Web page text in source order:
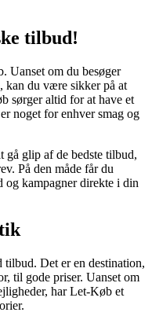
tilbud!
Uanset om du besøger
kan du være sikker på at
sørger altid for at have et
noget for enhver smag og
glip af de bedste tilbud,
På den måde får du
og kampagner direkte i din
Det er en destination,
til gode priser. Uanset om
har Let-Køb et